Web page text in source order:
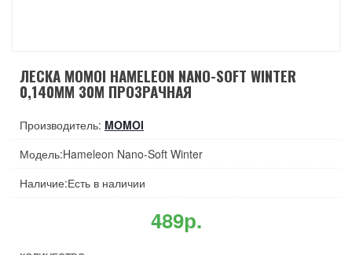
ЛЕСКА MOMOI HAMELEON NANO-SOFT WINTER
0,140ММ 30М ПРОЗРАЧНАЯ
Производитель: MOMOI
Модель:Hameleon Nano-Soft Winter
Наличие:Есть в наличии
489р.